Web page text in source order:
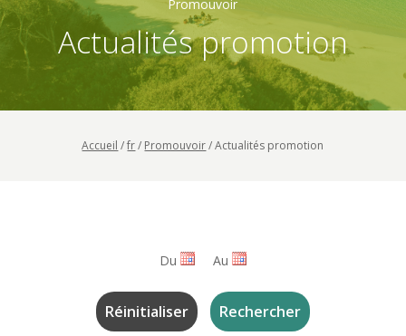
Promouvoir
Actualités promotion
Accueil /fr/ Promouvoir/Actualités promotion
Du Au